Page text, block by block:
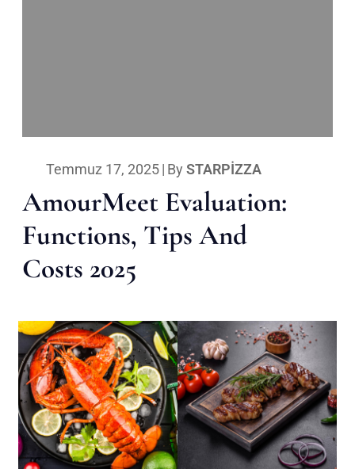
Temmuz 17, 2025| By STARPIZZA
AmourMeet Evaluation:
Functions, Tips And
Costs 2025